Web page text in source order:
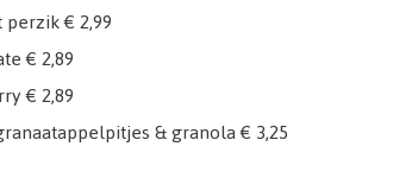
€ 2,99
€ 2,89
€ 2,89
& granola € 3,25